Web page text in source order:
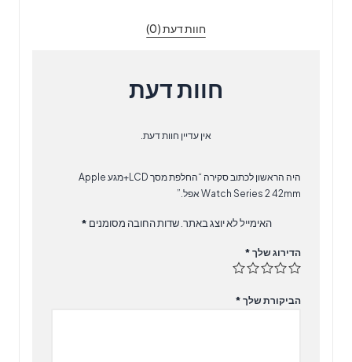
חוות דעת (0)
חוות דעת
אין עדיין חוות דעת.
היה הראשון לכתוב סקירה “החלפת מסך LCD+מגע Apple
Watch Series 2 42mm אפל.”
האימייל לא יוצג באתר. שדות החובה מסומנים *
הדירוג שלך *
הביקורת שלך *